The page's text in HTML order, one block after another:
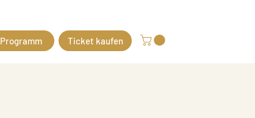
Programm Ticket kaufen